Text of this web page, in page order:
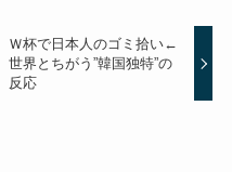
Ｗ杯で日本人のゴミ拾い←
世界とちがう”韓国独特”の
反応